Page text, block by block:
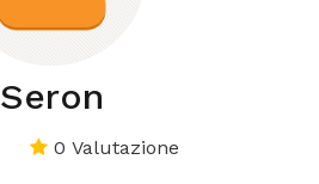
Seron
0 Valutazione